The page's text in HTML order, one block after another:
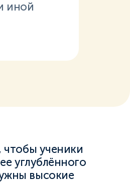
иной
чтобы ученики
углублённого
высокие